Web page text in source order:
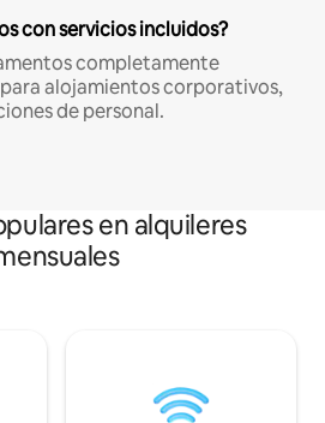
con servicios incluidos?
completamente
alojamientos corporativos,
de personal.
en alquileres